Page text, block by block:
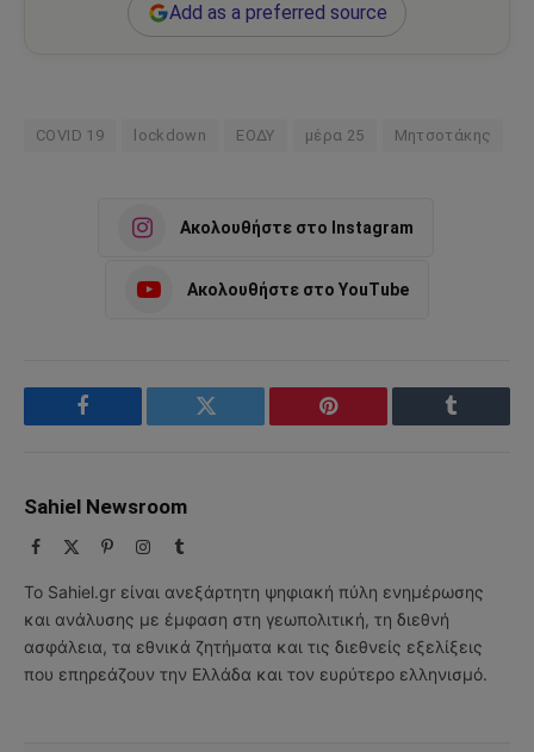
Add as a preferred source
COVID 19 lockdown ΕΟΔΥ μέρα 25 Μητσοτάκης
Ακολουθήστε στο Instagram
Ακολουθήστε στο YouTube
Facebook Twitter Pinterest Tumblr
Sahiel Newsroom
Facebook PinterestInstagram
Tumblr
Το Sahiel.gr είναι ανεξάρτητη ψηφιακή πύλη ενημέρωσης
και ανάλυσης με έμφαση στη γεωπολιτική, τη διεθνή
ασφάλεια, τα εθνικά ζητήματα και τις διεθνείς εξελίξεις
που επηρεάζουν την Ελλάδα και τον ευρύτερο ελληνισμό.